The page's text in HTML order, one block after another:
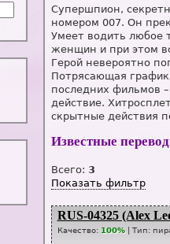
Супершпион,
номером 007. Он
Умеет водить любое
женщин и при этом
Герой невероятно
Потрясающая
последних фильмов
действие.
скрытные действия
Известные
Всего: 3
Показать фильтр
RUS-04325 (Alex
Качество: 100% | Тип: